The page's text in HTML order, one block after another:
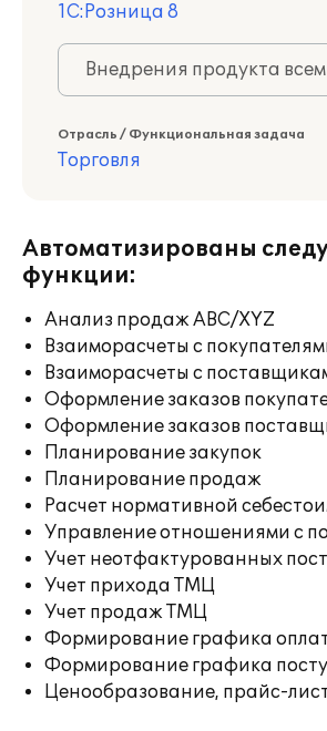
1С:Розница 8
Внедрения продукта
Отрасль / Функциональная задача
Торговля
Автоматизированы
функции:
Анализ продаж ABC/XYZ
Взаиморасчеты с
Взаиморасчеты с
Оформление заказов
Оформление заказов
Планирование закупок
Планирование продаж
Расчет нормативной
Управление отношениями с
Учет неотфактурованных
Учет прихода ТМЦ
Учет продаж ТМЦ
Формирование графика
Формирование графика
Ценообразование, прайс-